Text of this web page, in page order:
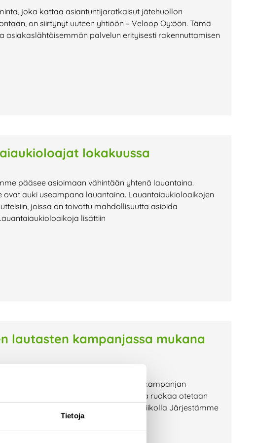
Tietoja
joka kattaa asiantuntija­ratkaisut jätehuollon
on siirtynyt uuteen yhtiöön – Veloop Oy:öön. Tämä
asiakaslähtöisemmän palvelun erityisesti rakennuttamisen
lokakuussa
pääsee asioimaan vähintään yhtenä lauantaina.
auki useampana lauantaina. Lauantaiaukioloaikojen
joissa on toivottu mahdollisuutta asioida
lisättiin
lautasten kampanjassa mukana
Kierrätys-Kurren tyhjien lautasten kampanjan
Kierrätys-Kurren kanssa, kuinka ruokaa otetaan
syödä. Kampanja järjestetään Hävikkiviikolla Järjestämme